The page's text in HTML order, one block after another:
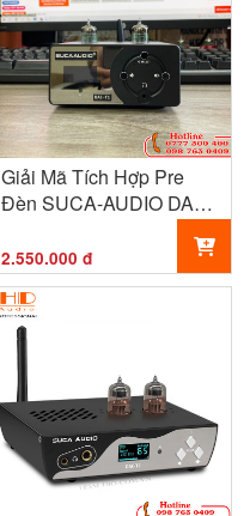
Giải Mã Tích Hợp Pre
Đèn SUCA-AUDIO DAC
2.550.000 đ